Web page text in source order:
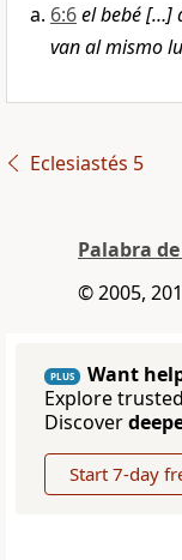
6:6el bebé […]
van al mismo
Eclesiastés 5
Palabra
© 2005,
PLUS
Want
Explore
Discover
Start 7-day